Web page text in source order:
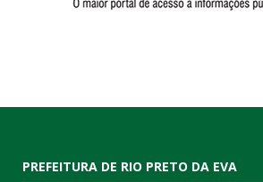
PREFEITURA DE RIO PRETO DA EVA